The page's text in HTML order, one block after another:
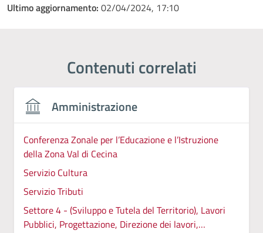
Ultimo aggiornamento: 02/04/2024, 17:10
Contenuti correlati
Amministrazione
Conferenza Zonale per l’Educazione e l’Istruzione
della Zona Val di Cecina
Servizio Cultura
Servizio Tributi
Settore 4 - (Sviluppo e Tutela del Territorio), Lavori
Pubblici, Progettazione, Direzione dei lavori,